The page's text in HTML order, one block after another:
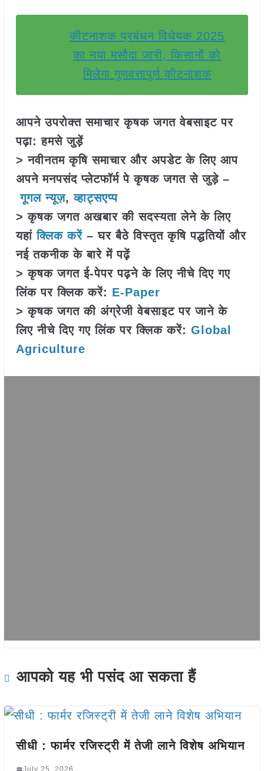
कीटनाशक प्रबंधन विधेयक 2025
का नया मसौदा जारी, किसानों को
मिलेगा गुणवत्तापूर्ण कीटनाशक
आपने उपरोक्त समाचार कृषक जगत वेबसाइट पर
पढ़ा: हमसे जुड़ें
> नवीनतम कृषि समाचार और अपडेट के लिए आप
अपने मनपसंद प्लेटफॉर्म पे कृषक जगत से जुड़े –
गूगल न्यूज़,व्हाट्सएप्प
> कृषक जगत अखबार की सदस्यता लेने के लिए
यहांक्लिक करें– घर बैठे विस्तृत कृषि पद्धतियों और
नई तकनीक के बारे में पढ़ें
> कृषक जगत ई-पेपर पढ़ने के लिए नीचे दिए गए
लिंक पर क्लिक करें: E-Paper
> कृषक जगत की अंग्रेजी वेबसाइट पर जाने के
लिए नीचे दिए गए लिंक पर क्लिक करें: Global
Agriculture
आपको यह भी पसंद आ सकता हैं
सीधी : फार्मर रजिस्ट्री में तेजी लाने विशेष अभियान
July 25, 2026